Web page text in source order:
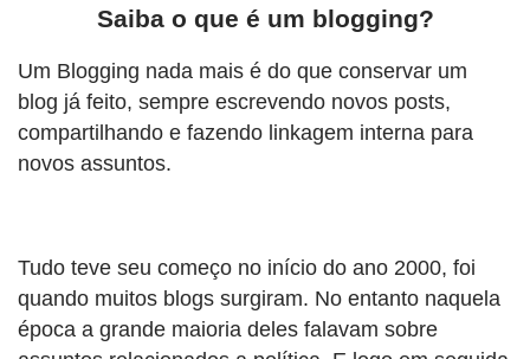
Saiba o que é um blogging?
Um Blogging nada mais é do que conservar um
blog já feito, sempre escrevendo novos posts,
compartilhando e fazendo linkagem interna para
novos assuntos.
Tudo teve seu começo no início do ano 2000, foi
quando muitos blogs surgiram. No entanto naquela
época a grande maioria deles falavam sobre